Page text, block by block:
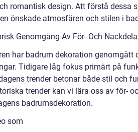
romantisk design. Att förstå dessa
önskade atmosfären och stilen i
Genomgång Av För- Och
har badrum dekoration genomgått
Tidigare låg fokus primärt på
trender betonar både stil och
trender kan vi lära oss av för-
badrumsdekoration.
som